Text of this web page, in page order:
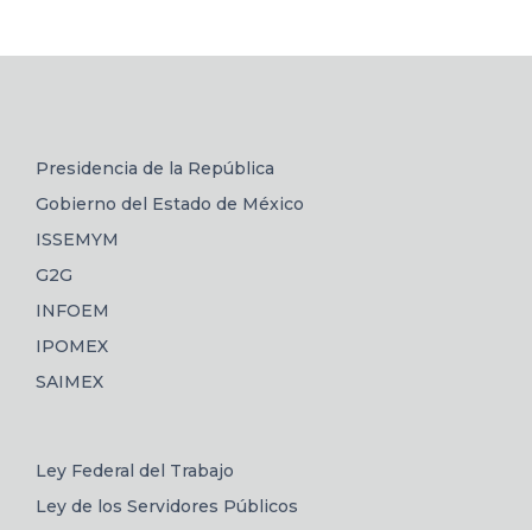
Presidencia de la República
Gobierno del Estado de México
ISSEMYM
G2G
INFOEM
IPOMEX
SAIMEX
Ley Federal del Trabajo
Ley de los Servidores Públicos